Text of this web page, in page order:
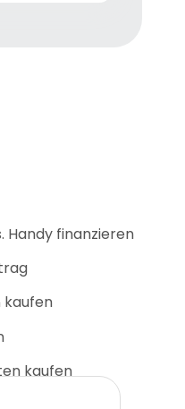
Handy finanzieren
kaufen
kaufen